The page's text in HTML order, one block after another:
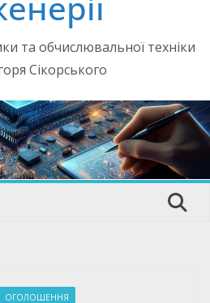
та обчислювальної техніки
Сікорського
ОГОЛОШЕННЯ